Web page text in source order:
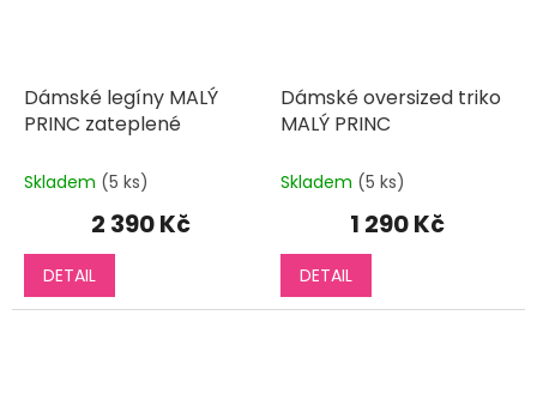
Dámské legíny MALÝ
PRINC zateplené
Skladem (5 ks)
2 390 Kč
DETAIL
Dámské oversized triko
MALÝ PRINC
Skladem (5 ks)
1 290 Kč
DETAIL